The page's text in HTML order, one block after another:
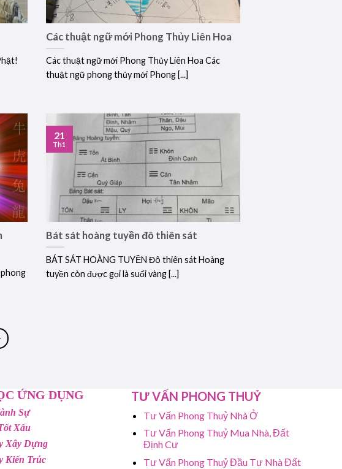
Các thuật ngữ mới Phong Thủy Liên Hoa
Các thuật ngữ mới Phong Thủy Liên Hoa Các
thuật ngữ phong thủy mới Phong [...]
Bát sát hoàng tuyền đô thiên sát
BÁT SÁT HOÀNG TUYỀN Đô thiên sát Hoàng
tuyền còn được gọi là suối vàng [...]
21
Th1
ỨNG DỤNG
Sự
Xấu
Xây Dựng
Kiến Trúc
TƯ VẤN PHONG THUỶ
Tư Vấn Phong Thuỷ Nhà Ở
Tư Vấn Phong Thuỷ Mua Nhà, Đất
Định Cư
Tư Vấn Phong Thuỷ Đầu Tư Nhà Đất